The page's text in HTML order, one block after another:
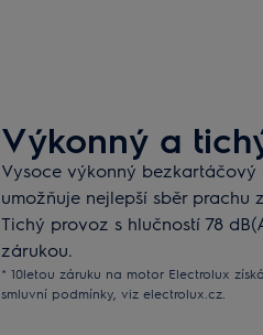
Výkonný a
Vysoce výkonný
umožňuje nejlepší sběr
Tichý provoz s hlučností 78
zárukou.
* 10letou záruku na motor Electrolux
smluvní podmínky, viz electrolux.cz.